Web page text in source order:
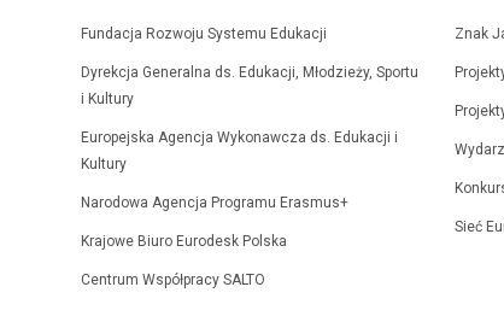
Fundacja Rozwoju Systemu Edukacji
Dyrekcja Generalna ds. Edukacji, Młodzieży, Sportu
i Kultury
Europejska Agencja Wykonawcza ds. Edukacji i
Kultury
Narodowa Agencja Programu Erasmus+
Krajowe Biuro Eurodesk Polska
Centrum Współpracy SALTO
Znak
Sieć